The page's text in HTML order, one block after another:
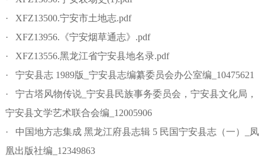
· XFZ13500.宁安市土地志.pdf
· XFZ13956.《宁安烟草通志》.pdf
· XFZ13556.黑龙江省宁安县地名录.pdf
· 宁安县志 1989版_宁安县志编纂委员会办公室编_10475621
· 宁古塔风物传说_宁安县民族事务委员会，宁安县文化局，
宁安县文学艺术联合会编_12005906
· 中国地方志集成 黑龙江府县志辑 5 民国宁安县志（一）_凤
凰出版社编_12349863